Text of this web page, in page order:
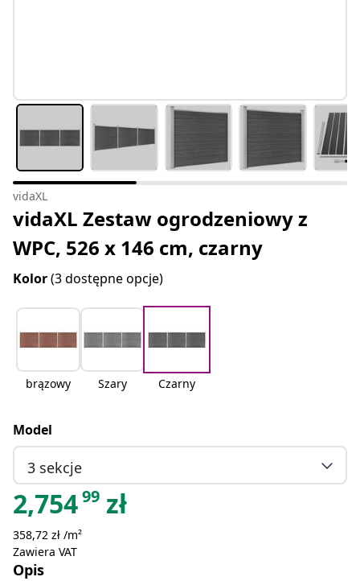
vidaXL
vidaXL Zestaw ogrodzeniowy z
WPC, 526 x 146 cm, czarny
Kolor(3 dostępne opcje)
brązowy Szary Czarny
Model
3 sekcje
2,75499 zł
358,72 zł /m²
Zawiera VAT
Opis